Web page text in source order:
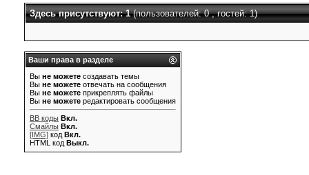
Здесь присутствуют: 1(пользователей: 0 , гостей: 1)
Ваши права в разделе
Вы не можете создавать темы
Вы не можете отвечать на сообщения
Вы не можете прикреплять файлы
Вы не можете редактировать сообщения
BB коды Вкл.
Смайлы Вкл.
[IMG] код Вкл.
HTML код Выкл.